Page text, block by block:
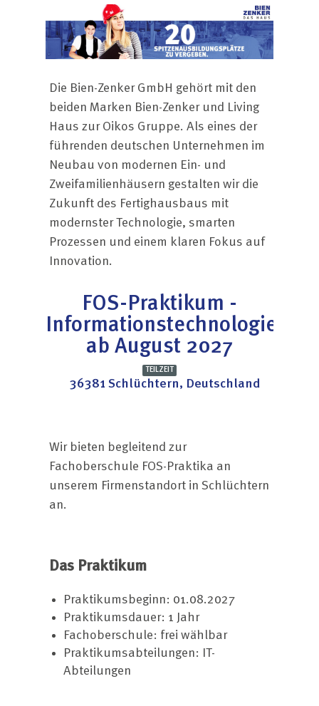
Die Bien-Zenker GmbH gehört mit den
beiden Marken Bien-Zenker und Living
Haus zur Oikos Gruppe. Als eines der
führenden deutschen Unternehmen im
Neubau von modernen Ein- und
Zweifamilienhäusern gestalten wir die
Zukunft des Fertighausbaus mit
modernster Technologie, smarten
Prozessen und einem klaren Fokus auf
Innovation.
FOS-Praktikum -
Informationstechnologie
ab August 2027
TEILZEIT
36381 Schlüchtern, Deutschland
Wir bieten begleitend zur
Fachoberschule FOS-Praktika an
unserem Firmenstandort in Schlüchtern
an.
Das Praktikum
Praktikumsbeginn: 01.08.2027
Praktikumsdauer: 1 Jahr
Fachoberschule: frei wählbar
Praktikumsabteilungen: IT-
Abteilungen